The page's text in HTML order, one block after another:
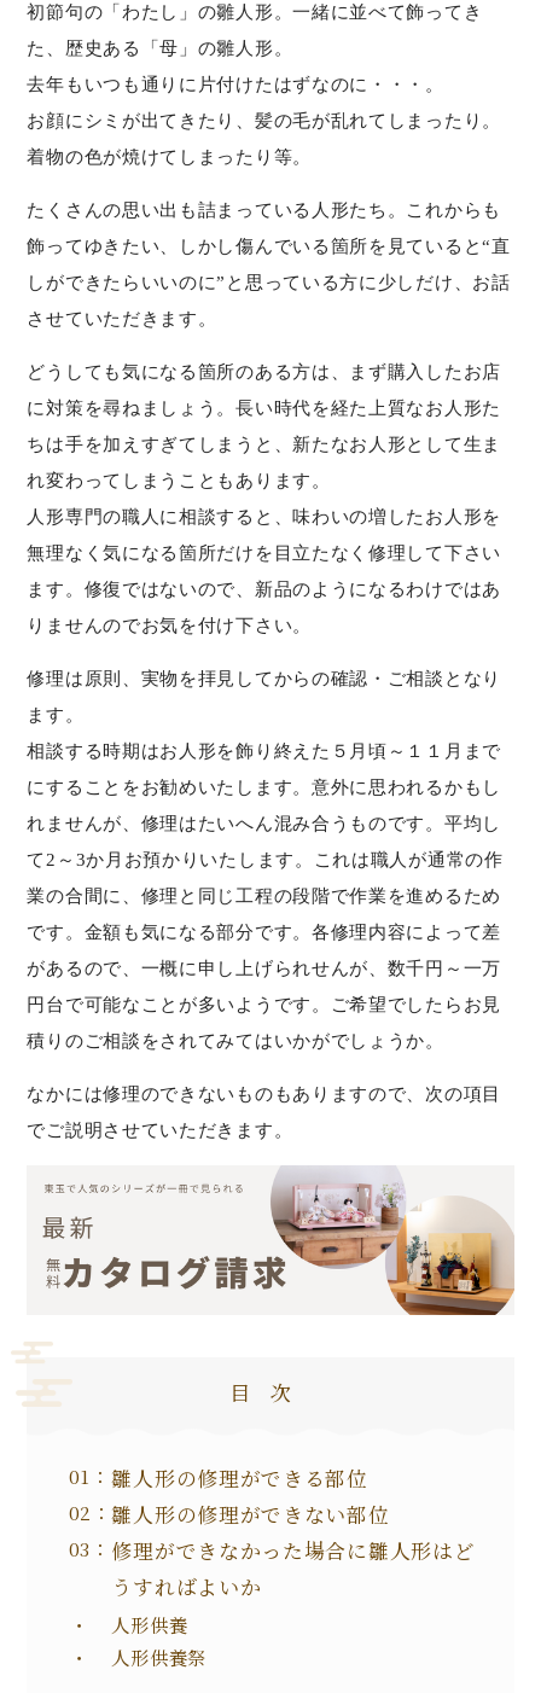
初節句の「わたし」の雛人形。一緒に並べて飾ってき
た、歴史ある「母」の雛人形。
去年もいつも通りに片付けたはずなのに・・・。
お顔にシミが出てきたり、髪の毛が乱れてしまったり。
着物の色が焼けてしまったり等。
たくさんの思い出も詰まっている人形たち。これからも
飾ってゆきたい、しかし傷んでいる箇所を見ていると“直
しができたらいいのに”と思っている方に少しだけ、お話
させていただきます。
どうしても気になる箇所のある方は、まず購入したお店
に対策を尋ねましょう。長い時代を経た上質なお人形た
ちは手を加えすぎてしまうと、新たなお人形として生ま
れ変わってしまうこともあります。
人形専門の職人に相談すると、味わいの増したお人形を
無理なく気になる箇所だけを目立たなく修理して下さい
ます。修復ではないので、新品のようになるわけではあ
りませんのでお気を付け下さい。
修理は原則、実物を拝見してからの確認・ご相談となり
ます。
相談する時期はお人形を飾り終えた５月頃～１１月まで
にすることをお勧めいたします。意外に思われるかもし
れませんが、修理はたいへん混み合うものです。平均し
て2～3か月お預かりいたします。これは職人が通常の作
業の合間に、修理と同じ工程の段階で作業を進めるため
です。金額も気になる部分です。各修理内容によって差
があるので、一概に申し上げられせんが、数千円～一万
円台で可能なことが多いようです。ご希望でしたらお見
積りのご相談をされてみてはいかがでしょうか。
なかには修理のできないものもありますので、次の項目
でご説明させていただきます。
目次
雛人形の修理ができる部位
雛人形の修理ができない部位
修理ができなかった場合に雛人形はど
うすればよいか
人形供養
人形供養祭